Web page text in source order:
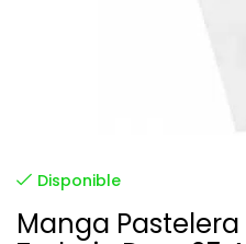
Disponible
Manga Pastelera